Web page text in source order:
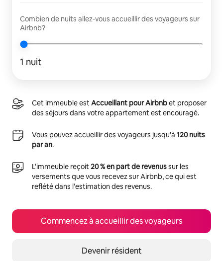
Combien de nuits allez-vous accueillir des voyageurs sur
Airbnb?
1 nuit
Cet immeuble estAccueillant pour Airbnbet proposer
des séjours dans votre appartement est encouragé.
Vous pouvez accueillir des voyageurs jusqu'à 120 nuits
par an.
L'immeuble reçoit20 % en part de revenussur les
versements que vous recevez sur Airbnb, ce qui est
reflété dans l'estimation des revenus.
Commencez à accueillir des voyageurs
Devenir résident